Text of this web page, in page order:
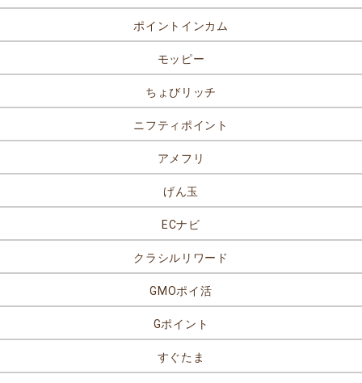
ポイントインカム
モッピー
ちょびリッチ
ニフティポイント
アメフリ
げん玉
ECナビ
クラシルリワード
GMOポイ活
Gポイント
すぐたま